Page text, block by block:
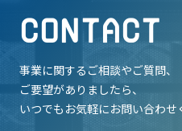
CONTACT
事業に関するご相談やご質問、
ご要望がありましたら、
いつでもお気軽にお問い合わせ